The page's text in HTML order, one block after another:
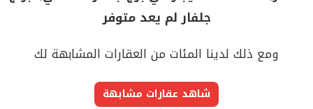
جلفار لم يعد متوفر
ومع ذلك لدينا المئات من العقارات المشابهة لك
شاهد عقارات مشابهة